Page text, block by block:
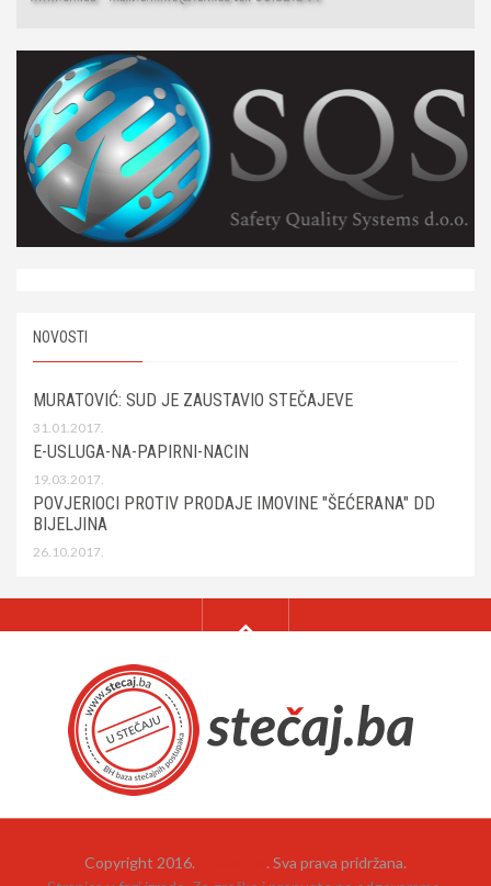
NOVOSTI
MURATOVIĆ: SUD JE ZAUSTAVIO STEČAJEVE
31.01.2017.
E-USLUGA-NA-PAPIRNI-NACIN
19.03.2017.
POVJERIOCI PROTIV PRODAJE IMOVINE "ŠEĆERANA" DD
BIJELJINA
26.10.2017.
Copyright 2016.
. Sva prava pridržana.